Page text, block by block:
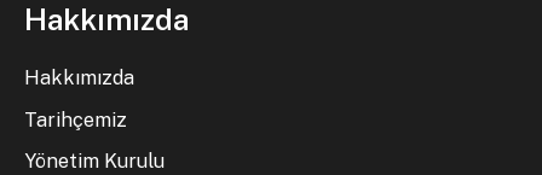
Hakkımızda
Hakkımızda
Tarihçemiz
Yönetim Kurulu